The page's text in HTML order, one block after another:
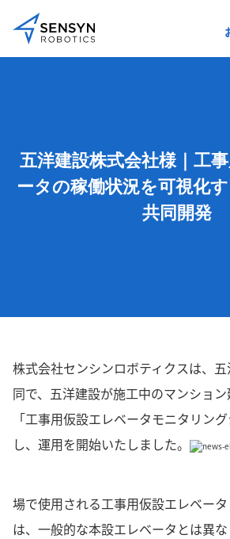
五洋建設株式会社様｜工
ータの稼働状況を可視化
共同開発
株式会社センシンロボティクスは、
同で、五洋建設が施工中のマンショ
「工事用仮設エレベータモニタリン
し、運用を開始いたしました。
場で使用される工事用仮設エレベータ
は、一般的な本設エレベータとは異